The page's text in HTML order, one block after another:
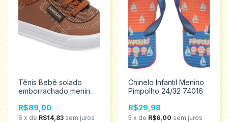
Tênis Bebê solado
emborrachado menino
21 0120488
R$89,00
6 x de R$14,83 sem juros
Chinelo Infantil Menino
Pimpolho 24/32 74016
R$29,98
5 x de R$6,00 sem juros